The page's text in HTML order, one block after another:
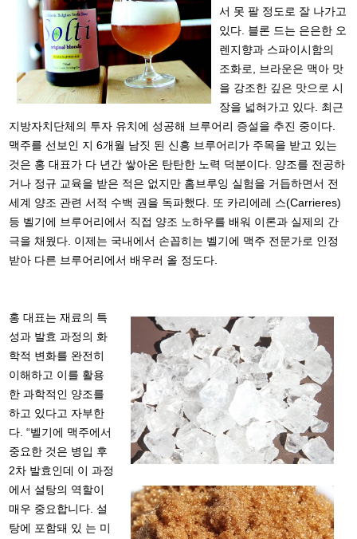
서 못 팔 정도로 잘 나가고
있다. 블론 드는 은은한 오
렌지향과 스파이시함의
조화로, 브라운은 맥아 맛
을 강조한 깊은 맛으로 시
장을 넓혀가고 있다. 최근
지방자치단체의 투자 유치에 성공해 브루어리 증설을 추진 중이다.
맥주를 선보인 지 6개월 남짓 된 신흥 브루어리가 주목을 받고 있는
것은 홍 대표가 다 년간 쌓아온 탄탄한 노력 덕분이다. 양조를 전공하
거나 정규 교육을 받은 적은 없지만 홈브루잉 실험을 거듭하면서 전
세계 양조 관련 서적 수백 권을 독파했다. 또 카리에레 스(Carrieres)
등 벨기에 브루어리에서 직접 양조 노하우를 배워 이론과 실제의 간
극을 채웠다. 이제는 국내에서 손꼽히는 벨기에 맥주 전문가로 인정
받아 다른 브루어리에서 배우러 올 정도다.
홍 대표는 재료의 특
성과 발효 과정의 화
학적 변화를 완전히
이해하고 이를 활용
한 과학적인 양조를
하고 있다고 자부한
다. “벨기에 맥주에서
중요한 것은 병입 후
2차 발효인데 이 과정
에서 설탕의 역할이
매우 중요합니다. 설
탕에 포함돼 있 는 미